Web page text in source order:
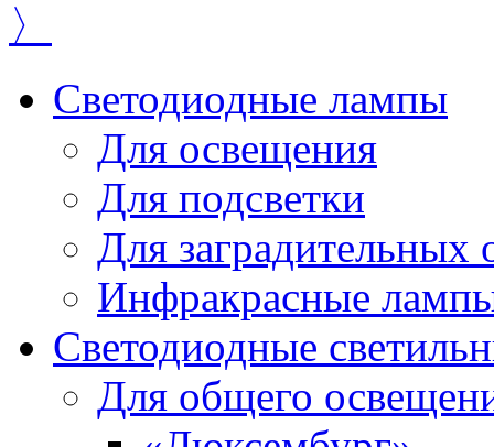
〉
Светодиодные лампы
Для освещения
Для подсветки
Для заградительных
Инфракрасные
Светодиодные
Для общего